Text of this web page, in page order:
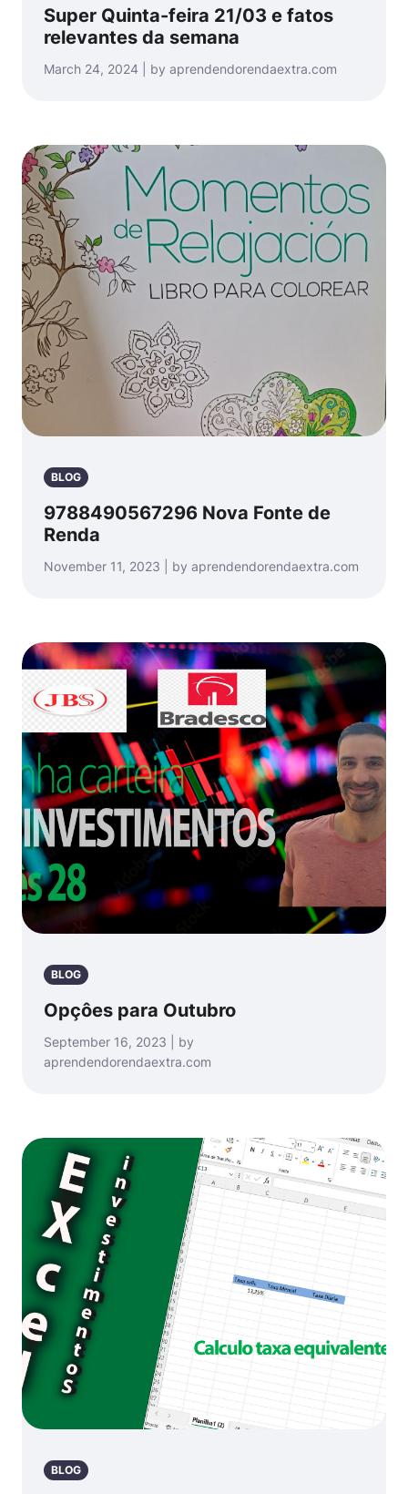
Super Quinta-feira 21/03 e fatos
relevantes da semana
March 24, 2024 | by aprendendorendaextra.com
BLOG
9788490567296 Nova Fonte de
Renda
November 11, 2023 | by aprendendorendaextra.com
BLOG
Opçôes para Outubro
September 16, 2023 | by
aprendendorendaextra.com
BLOG